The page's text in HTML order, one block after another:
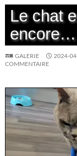
Le chat
encore…
GALERIE 2024-
COMMENTAIRE